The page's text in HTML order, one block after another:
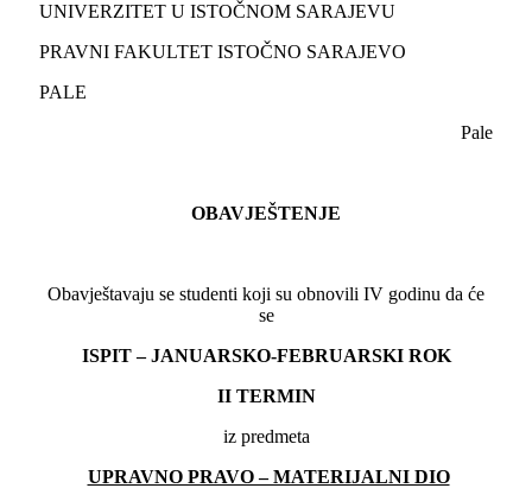
UNIVERZITET U ISTOČNOM SARAJEVU
PRAVNI FAKULTET ISTOČNO SARAJEVO
PALE
Pale
OBAVJEŠTENJE
Obavještavaju se studenti koji su obnovili IV godinu da će
se
ISPIT – JANUARSKO-FEBRUARSKI ROK
IITERMIN
iz predmeta
UPRAVNO PRAVO – MATERIJALNI DIO